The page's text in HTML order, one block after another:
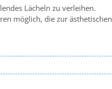
Lächeln zu verleihen.
möglich, die zur ästhetischen